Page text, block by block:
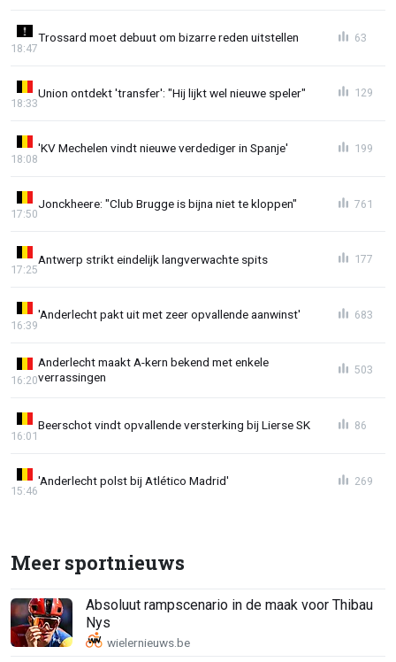
Trossard moet debuut om bizarre reden uitstellen
18:47
63
Union ontdekt 'transfer': "Hij lijkt wel nieuwe speler"
18:33
129
'KV Mechelen vindt nieuwe verdediger in Spanje'
18:08
199
Jonckheere: "Club Brugge is bijna niet te kloppen"
17:50
761
Antwerp strikt eindelijk langverwachte spits
17:25
177
'Anderlecht pakt uit met zeer opvallende aanwinst'
16:39
683
Anderlecht maakt A-kern bekend met enkele
verrassingen
16:20
503
Beerschot vindt opvallende versterking bij Lierse SK
16:01
86
'Anderlecht polst bij Atlético Madrid'
15:46
269
Meer sportnieuws
Absoluut rampscenario in de maak voor Thibau
Nys